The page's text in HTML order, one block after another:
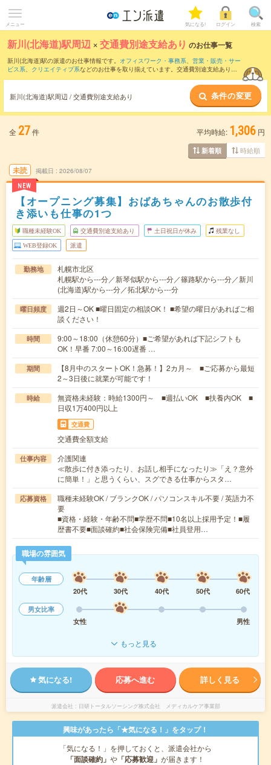
メニュー 気になる! ログイン 検索
新川(北海道)駅周辺 ×交通費別途支給あり のお仕事一覧
新川(北海道)駅の派遣のお仕事情報です。 オフィスワーク・事務系、 営業・販売・サー
ビス系、 クリエイティブ系などのお仕事を取り揃えています。交通費別途支給ありの
新川(北海道)駅周辺 / 交通費別途支給あり 条件の変更
全 27件 平均時給: 1,306 円
新着順 時給順
未読
NEW
掲載日 2026/08/07
【オープニング募集】おばあちゃんのお散歩付
き添いも仕事の1つ
職種未経験OK 交通費別途支給あり 土日祝日が休み 残業なし
WEB登録OK 派遣
勤務地
札幌市北区
札幌駅から---分／新琴似駅から---分／篠路駅から---分／新川
(北海道)駅から---分／拓北駅から---分
曜日頻度
週2日～OK ■曜日固定の相談OK！ ■希望の曜日があればご相
談ください！
時間
9:00～18:00（休憩60分）■ご希望があれば下記シフトも
OK！早番 7:00～16:00遅番 …
期間
【8月中のスタートOK！急募！】2カ月～ ■ご応募から最短
2～3日後に就業が可能です！
時給
無資格未経験：時給1300円～ ■週払いOK ■扶養内OK ■
日収1万400円以上
交通費
交通費全額支給
仕事内容
介護関連
≪散歩に付き添ったり、お話し相手になったり≫「え？意外
に簡単！」と思うくらい、スグできる仕事からスタ…
応募資格
職種未経験OK / ブランクOK / パソコンスキル不要 / 英語力不
要
■資格・経験・年齢不問■学歴不問■10名以上採用予定！■履
歴書不要■面談確約■社会保険完備■社員登用…
職場の雰囲気
年齢層
20代
30代 40代 50代
60代
男女比率
女性
男性
もっと見る
気になる! 応募へ進む 詳しく見る
派遣会社 日研トータルソーシング株式会社 メディカルケア事業部
興味があったら「★気になる！」をタップ！
「気になる！」を押しておくと、派遣会社から
「面談確約」 や 「応募歓迎」 が届きます！